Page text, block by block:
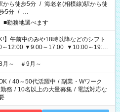
から徒歩5分 / 海老名(相模線)駅から徒
5分 / …
勤務地選べます
】午前中のみや18時以降などのシフト
～12:00 ▼9:00～17:00 ▼10:00～19:00
月～ ＃9月～
/ 40～50代活躍中 / 副業・Wワーク
務 / 10名以上の大量募集 / 電話対応な